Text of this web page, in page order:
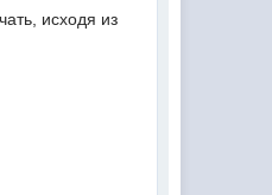
исходя из